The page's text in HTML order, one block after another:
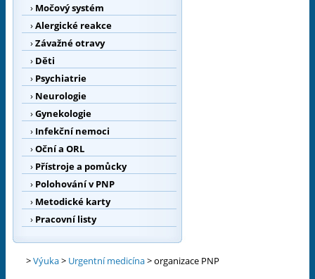
› Močový systém
›Alergické reakce
›Závažné otravy
› Děti
› Psychiatrie
› Neurologie
›Gynekologie
› Infekční nemoci
›Oční a ORL
› Přístroje a pomůcky
› Polohování v PNP
› Metodické karty
› Pracovní listy
>Výuka> Urgentní medicína>organizace PNP